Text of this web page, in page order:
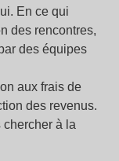
En ce qui
des rencontres,
des équipes
aux frais de
des revenus.
à la